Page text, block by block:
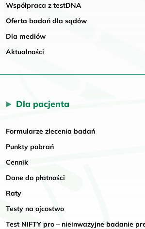
Współpraca z testDNA
Oferta badań dla sądów
Dla mediów
Aktualności
Dla pacjenta
Formularze zlecenia badań
Punkty pobrań
Cennik
Dane do płatności
Raty
Testy na ojcostwo
Test NIFTY pro – nieinwazyjne badanie